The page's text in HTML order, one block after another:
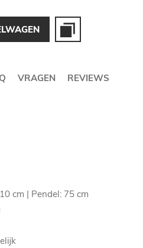
VRAGEN REVIEWS
cm | Pendel: 75 cm